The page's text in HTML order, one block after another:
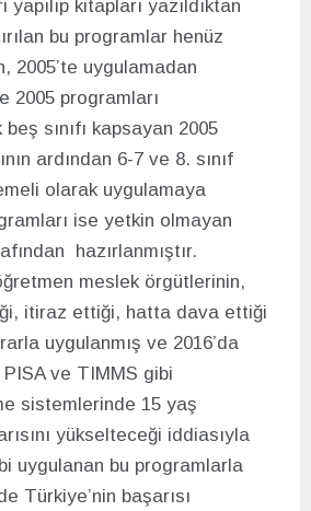
kitapları yazıldıktan
bu programlar henüz
2005’te uygulamadan
2005 programları
beş sınıfı kapsayan 2005
ardından 6-7 ve 8. sınıf
olarak uygulamaya
ise yetkin olmayan
hazırlanmıştır.
meslek örgütlerinin,
itiraz ettiği, hatta dava ettiği
uygulanmış ve 2016’da
ve TIMMS gibi
sistemlerinde 15 yaş
yükselteceği iddiasıyla
uygulanan bu programlarla
Türkiye’nin başarısı